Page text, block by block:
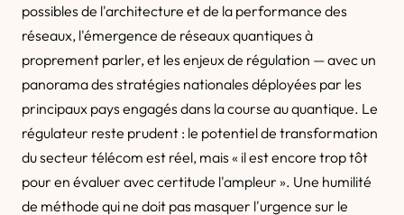
possibles de l'architecture et de la performance des
réseaux, l'émergence de réseaux quantiques à
proprement parler, et les enjeux de régulation — avec un
panorama des stratégies nationales déployées par les
principaux pays engagés dans la course au quantique. Le
régulateur reste prudent : le potentiel de transformation
du secteur télécom est réel, mais « il est encore trop tôt
pour en évaluer avec certitude l'ampleur ». Une humilité
de méthode qui ne doit pas masquer l'urgence sur le